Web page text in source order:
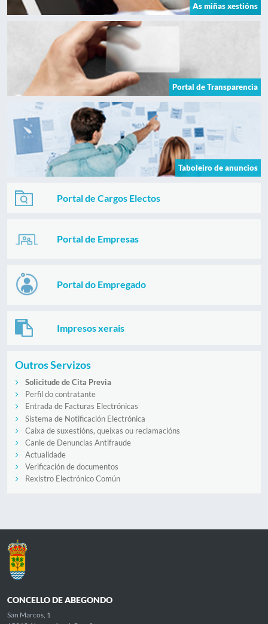
As miñas xestións
Portal de Transparencia
Taboleiro de anuncios
Portal de Cargos Electos
Portal de Empresas
Portal do Empregado
Impresos xerais
Outros Servizos
Solicitude de Cita Previa
Perfil do contratante
Entrada de Facturas Electrónicas
Sistema de Notificación Electrónica
Caixa de suxestións, queixas ou reclamacións
Canle de Denuncias Antifraude
Actualidade
Verificación de documentos
Rexistro Electrónico Común
CONCELLO DE ABEGONDO
San Marcos, 1